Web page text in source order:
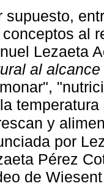
supuesto,
al
Lezaeta
al alcance
y
por
Pérez
de